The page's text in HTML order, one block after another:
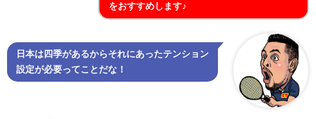
をおすすめします♪
日本は四季があるからそれにあったテンション
設定が必要ってことだな！